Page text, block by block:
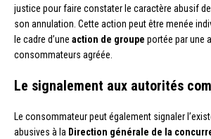
justice pour faire constater le caractère abusif
son annulation. Cette action peut être menée
le cadre d’une action de groupe portée par une
consommateurs agréée.
Le signalement aux autorités
Le consommateur peut également signaler
abusives à la Direction générale de la